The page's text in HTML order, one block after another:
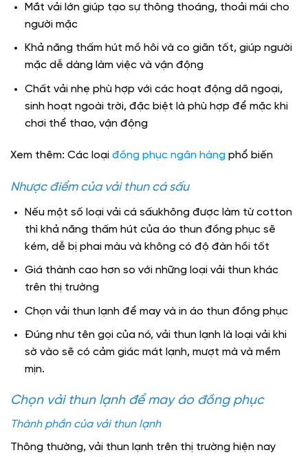
Mắt vải lớn giúp tạo sự thông thoáng, thoải mái cho
người mặc
Khả năng thấm hút mồ hôi và co giãn tốt, giúp người
mặc dễ dàng làm việc và vận động
Chất vải nhẹ phù hợp với các hoạt động dã ngoại,
sinh hoạt ngoài trời, đặc biệt là phù hợp để mặc khi
chơi thể thao, vận động
Xem thêm: Các loại đồng phục ngân hàng phổ biến
Nhược điểm của vải thun cá sấu
Nếu một số loại vải cá sấukhông được làm từ cotton
thì khả năng thấm hút của áo thun đồng phục sẽ
kém, dễ bị phai màu và không có độ đàn hồi tốt
Giá thành cao hơn so với những loại vải thun khác
trên thị trường
Chọn vải thun lạnh để may và in áo thun đồng phục
Đúng như tên gọi của nó, vải thun lạnh là loại vải khi
sờ vào sẽ có cảm giác mát lạnh, mượt mà và mềm
mịn.
Chọn vải thun lạnh để may áo đồng phục
Thành phần của vải thun lạnh
Thông thường, vải thun lạnh trên thị trường hiện nay